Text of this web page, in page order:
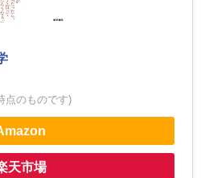
点のものです)
天市場